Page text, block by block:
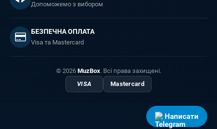
Допоможемо з вибором
БЕЗПЕЧНА ОПЛАТА
Visa та Mastercard
© 2026 MuzBox. Всі права захищені.
VISA
Mastercard
Написати